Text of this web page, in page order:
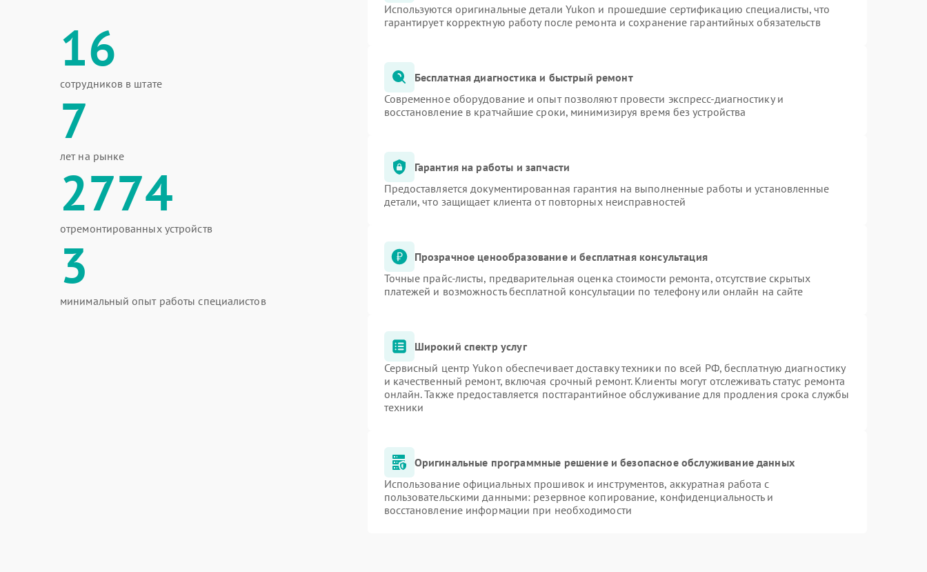
16
сотрудников в штате
7
лет на рынке
2774
отремонтированных устройств
3
минимальный опыт работы специалистов
Используются оригинальные детали Yukon и прошедшие сертификацию специалисты, что
гарантирует корректную работу после ремонта и сохранение гарантийных обязательств
Бесплатная диагностика и быстрый ремонт
Современное оборудование и опыт позволяют провести экспресс-диагностику и
восстановление в кратчайшие сроки, минимизируя время без устройства
Гарантия на работы и запчасти
Предоставляется документированная гарантия на выполненные работы и установленные
детали, что защищает клиента от повторных неисправностей
Прозрачное ценообразование и бесплатная консультация
Точные прайс-листы, предварительная оценка стоимости ремонта, отсутствие скрытых
платежей и возможность бесплатной консультации по телефону или онлайн на сайте
Широкий спектр услуг
Сервисный центр Yukon обеспечивает доставку техники по всей РФ, бесплатную диагностику
и качественный ремонт, включая срочный ремонт. Клиенты могут отслеживать статус ремонта
онлайн. Также предоставляется постгарантийное обслуживание для продления срока службы
техники
Оригинальные программные решение и безопасное обслуживание данных
Использование официальных прошивок и инструментов, аккуратная работа с
пользовательскими данными: резервное копирование, конфиденциальность и
восстановление информации при необходимости